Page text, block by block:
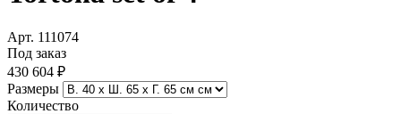
Арт. 111074
Под заказ
430 604 ₽
Размеры
Количество